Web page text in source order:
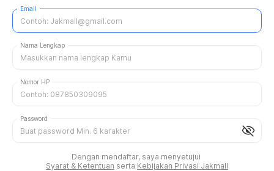
Email
Nama Lengkap
Nomor HP
visibility_off
Password
Dengan mendaftar, saya menyetujui
Syarat & Ketentuan serta Kebijakan Privasi Jakmall